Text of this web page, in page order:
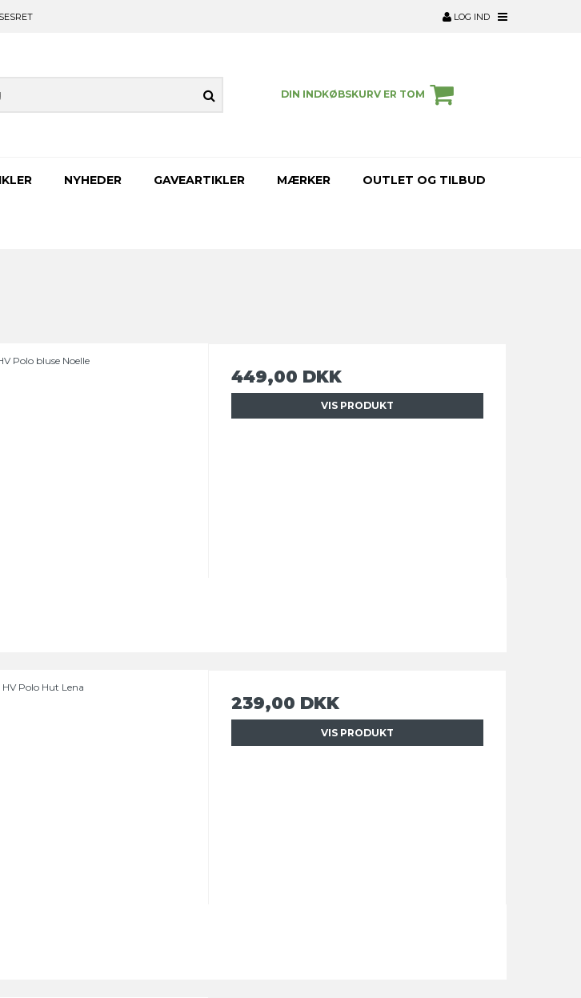
LOG IND
DIN INDKØBSKURV ER TOM
NYHEDER GAVEARTIKLER MÆRKER OUTLET OG TILBUD
Polo bluse Noelle
449,00 DKK
VIS PRODUKT
HV Polo Hut Lena
239,00 DKK
VIS PRODUKT